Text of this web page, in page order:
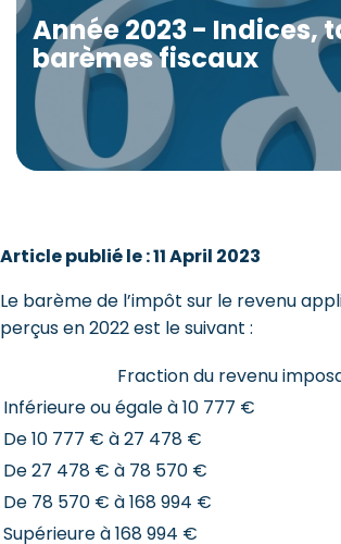
Année 2023 - Indices,
barèmes fiscaux
Article publié le : 11 April 2023
Le barème de l’impôt sur le revenu
perçus en 2022 est le suivant :
Fraction du revenu
Inférieure ou égale à 10 777 €
De 10 777 € à 27 478 €
De 27 478 € à 78 570 €
De 78 570 € à 168 994 €
Supérieure à 168 994 €